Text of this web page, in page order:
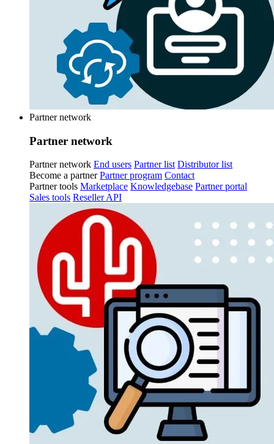
Partner network
Partner network
Partner network End users Partner list Distributor list
Become a partner Partner program Contact
Partner tools Marketplace Knowledgebase Partner portal
Sales tools Reseller API